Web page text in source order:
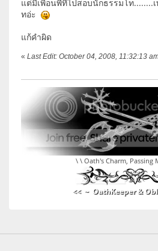
แต่มีเพื่อนพี่ที่ไปสอบนักธรรมโท........เ
ทอ่ะ
แก้คำผิด
« Last Edit: October 04, 2008, 11:32:13
\ \ Oath's Charm, Passing
<< ~ OathKeeper &